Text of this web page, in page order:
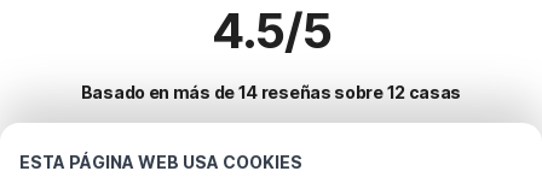
ESTA PÁGINA WEB USA COOKIES
4.5/5
Basado en más de 14 reseñas sobre 12 casas